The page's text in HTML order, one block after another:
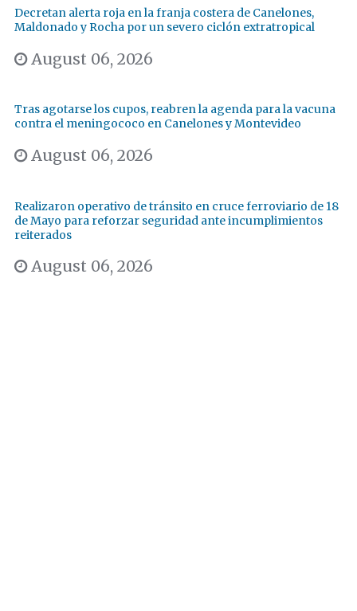
Decretan alerta roja en la franja costera de Canelones,
Maldonado y Rocha por un severo ciclón extratropical
August 06, 2026
Tras agotarse los cupos, reabren la agenda para la vacuna
contra el meningococo en Canelones y Montevideo
August 06, 2026
Realizaron operativo de tránsito en cruce ferroviario de 18
de Mayo para reforzar seguridad ante incumplimientos
reiterados
August 06, 2026